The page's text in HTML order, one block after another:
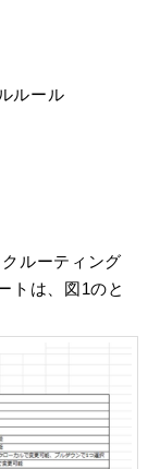
ルール
ルーティング
トは、図1のと